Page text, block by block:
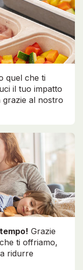
quel che ti
il tuo impatto
grazie al nostro
Grazie
ti offriamo,
ridurre